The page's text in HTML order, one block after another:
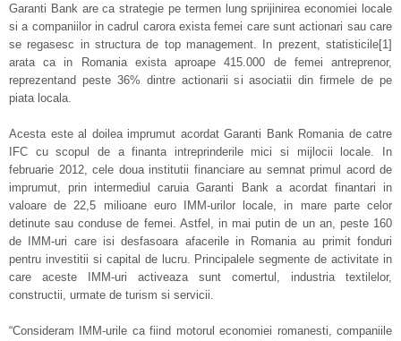
Garanti Bank are ca strategie pe termen lung sprijinirea economiei locale
si a companiilor in cadrul carora exista femei care sunt actionari sau care
se regasesc in structura de top management. In prezent, statisticile[1]
arata ca in Romania exista aproape 415.000 de femei antreprenor,
reprezentand peste 36% dintre actionarii si asociatii din firmele de pe
piata locala.
Acesta este al doilea imprumut acordat Garanti Bank Romania de catre
IFC cu scopul de a finanta intreprinderile mici si mijlocii locale. In
februarie 2012, cele doua institutii financiare au semnat primul acord de
imprumut, prin intermediul caruia Garanti Bank a acordat finantari in
valoare de 22,5 milioane euro IMM-urilor locale, in mare parte celor
detinute sau conduse de femei. Astfel, in mai putin de un an, peste 160
de IMM-uri care isi desfasoara afacerile in Romania au primit fonduri
pentru investitii si capital de lucru. Principalele segmente de activitate in
care aceste IMM-uri activeaza sunt comertul, industria textilelor,
constructii, urmate de turism si servicii.
“Consideram IMM-urile ca fiind motorul economiei romanesti, companiile